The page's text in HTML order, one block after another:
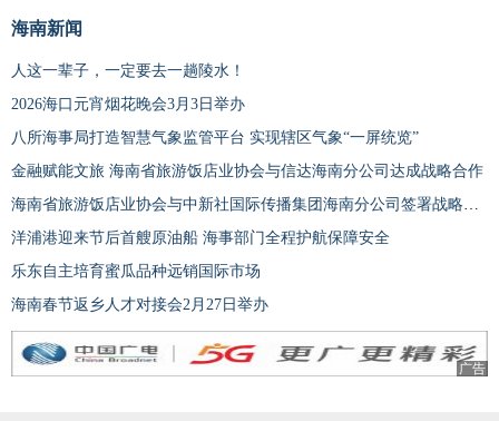
海南新闻
人这一辈子，一定要去一趟陵水！
2026海口元宵烟花晚会3月3日举办
八所海事局打造智慧气象监管平台 实现辖区气象“一屏统览”
金融赋能文旅 海南省旅游饭店业协会与信达海南分公司达成战略合作
海南省旅游饭店业协会与中新社国际传播集团海南分公司签署战略合作协议
洋浦港迎来节后首艘原油船 海事部门全程护航保障安全
乐东自主培育蜜瓜品种远销国际市场
海南春节返乡人才对接会2月27日举办
广告